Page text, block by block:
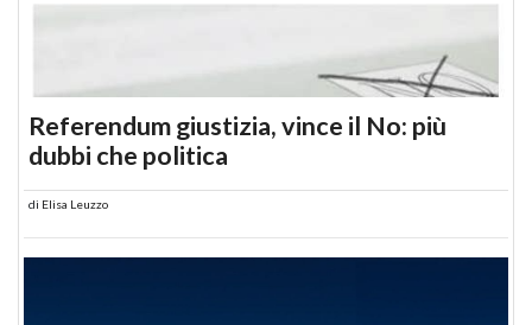
Referendum giustizia, vince il No: più
dubbi che politica
di Elisa Leuzzo